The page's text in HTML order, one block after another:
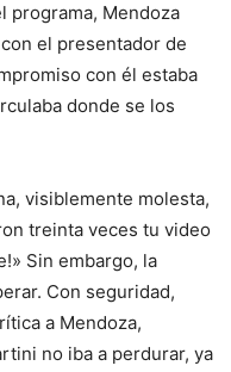
programa, Mendoza
el presentador de
con él estaba
donde se los
visiblemente molesta,
treinta veces tu video
Sin embargo, la
Con seguridad,
a Mendoza,
no iba a perdurar, ya